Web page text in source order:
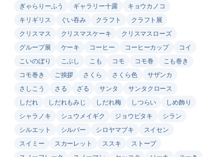
ぎゃらりーふう
ギャラリー十露
キョウカノコ
キリギリス
ぐい吞み クラフト
クラフト展
クリスマス
クリスマスケーキ
クリスマスローズ
グループ展
ケーキ コーヒー コーヒーカップ
コイ
こいのぼり
こぶし こも コモ コモ巻
こも巻き
コモ巻き
ご挨拶 さくら さくら色
サザンカ
さしこう
さる ざる サンタ
サンタクロース
しだれ
しだれもみじ しだれ梅 しつらい
しめ飾り
シャラノキ
シュウメイギク ジョウビタキ
シラン
シルエット
シルバー シロヤマブキ
スイセン
スイミー
スカーレット ススキ
ストーブ